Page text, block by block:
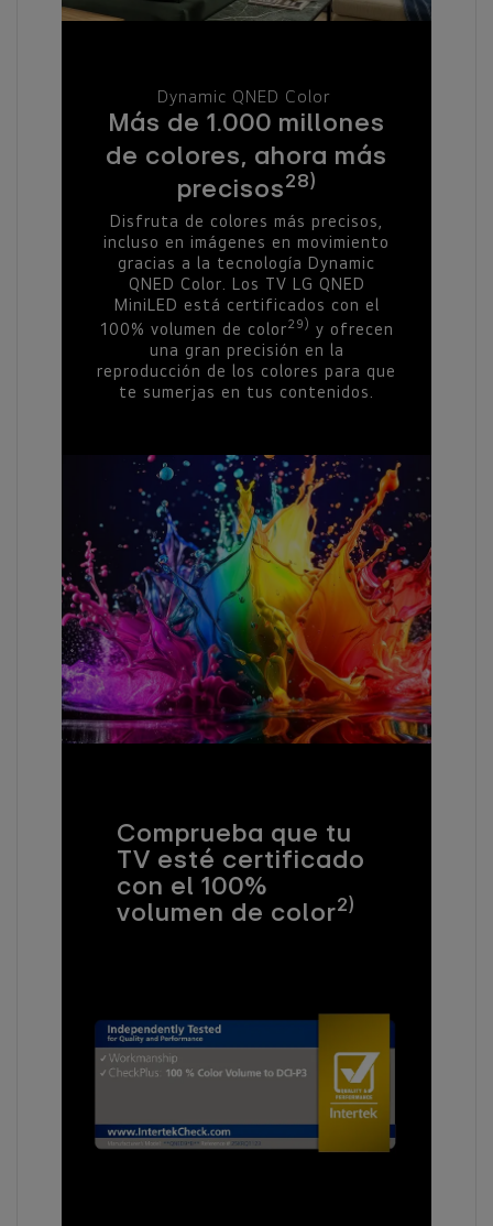
Dynamic QNED Color
Más de 1.000 millones
de colores, ahora más
precisos28)
Disfruta de colores más precisos,
incluso en imágenes en movimiento
gracias a la tecnología Dynamic
QNED Color. Los TV LG QNED
MiniLED está certificados con el
100% volumen de color29) y ofrecen
una gran precisión en la
reproducción de los colores para que
te sumerjas en tus contenidos.
Comprueba que tu
TV esté certificado
con el 100%
volumen de color2)